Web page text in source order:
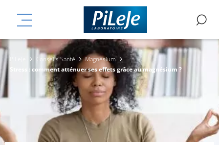
principal
MENU
Conseils Santé
Magnésium
Stress : comment atténuer ses effets grâce au magnésium ?